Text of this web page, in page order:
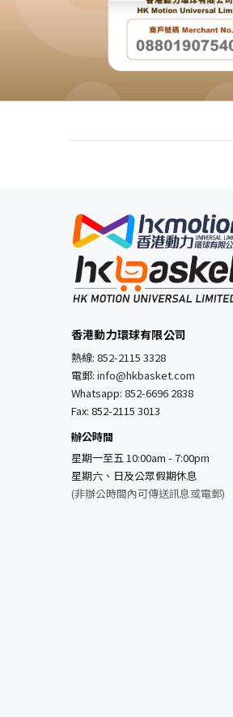
香港動力環球有限公司
熱線: 852-2115 3328
電郵: info@hkbasket.com
Whatsapp: 852-6696 2838
Fax: 852-2115 3013
辦公時間
星期一至五 10:00am - 7:00pm
星期六、日及公眾假期休息
(非辦公時間內可傳送訊息或電郵)